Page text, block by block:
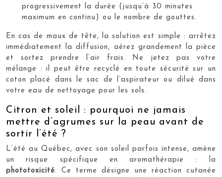
progressivement la durée (jusqu’à 30 minutes
maximum en continu) ou le nombre de gouttes.
En cas de maux de tête, la solution est simple : arrêtez
immédiatement la diffusion, aérez grandement la pièce
et sortez prendre l’air frais. Ne jetez pas votre
mélange : il peut être recyclé en toute sécurité sur un
coton placé dans le sac de l’aspirateur ou dilué dans
votre eau de nettoyage pour les sols.
Citron et soleil : pourquoi ne jamais
mettre d’agrumes sur la peau avant de
sortir l’été ?
L’été au Québec, avec son soleil parfois intense, amène
un risque spécifique en aromathérapie : la
phototoxicité. Ce terme désigne une réaction cutanée